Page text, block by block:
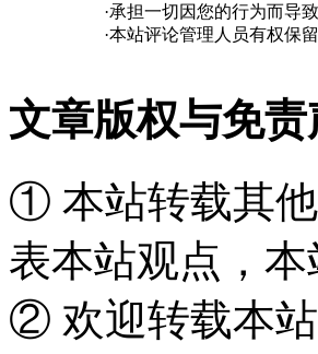
·承担一切因您的行为而导
·本站评论管理人员有权保
文章版权与免责
① 本站转载其
表本站观点，
② 欢迎转载本